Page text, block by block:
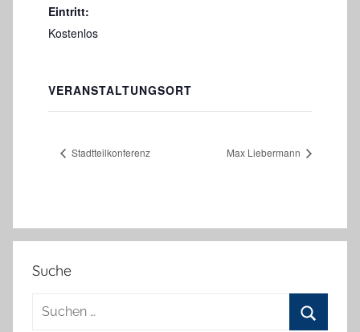
Eintritt:
Kostenlos
VERANSTALTUNGSORT
Stadtteilkonferenz Max Liebermann
Suche
Suchen